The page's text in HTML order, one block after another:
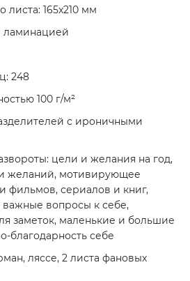
листа: 165х210 мм
ламинацией
248
100 г/м²
с ироничными
цели и желания на год,
желаний, мотивирующее
фильмов, сериалов и книг,
вопросы к себе,
заметок, маленькие и большие
благодарность себе
ляссе, 2 листа фановых